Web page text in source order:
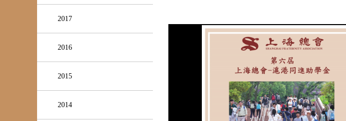
2017
2016
2015
2014